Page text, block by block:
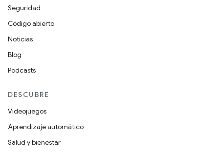
Seguridad
Código abierto
Noticias
Blog
Podcasts
DESCUBRE
Videojuegos
Aprendizaje automático
Salud y bienestar